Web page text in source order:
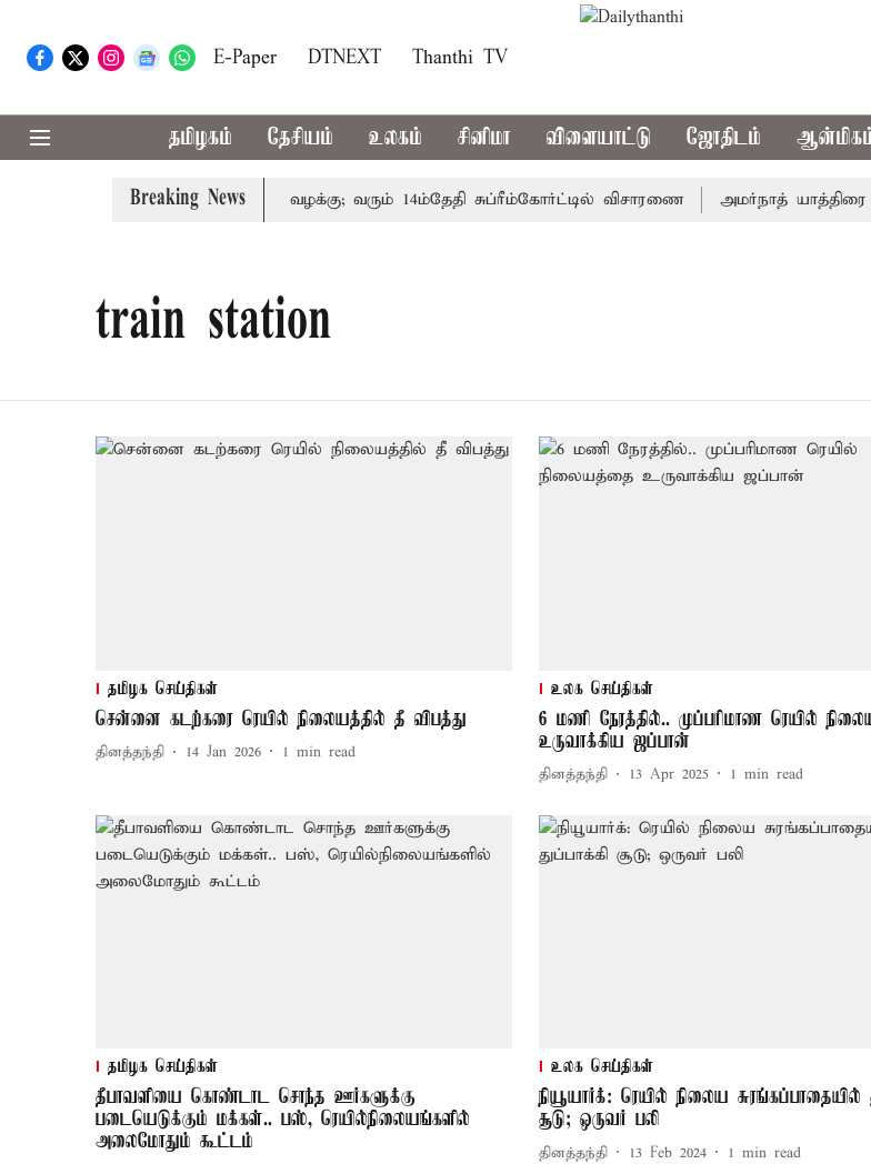
E-Paper DTNEXT Thanthi TV
தமிழகம் தேசியம் உலகம் சினிமா விளையாட்டு ஜோதிடம்
Breaking News
குடும்பத்தினருக்கு அரசுப்பணி வழக்கு; வரும் 14ம்தேதி சுப்ரீம்கோர்ட்டில் விசாரணை அமர்நாத் யாத்திரை
train station
தமிழக செய்திகள்
சென்னை கடற்கரை ரெயில் நிலையத்தில் தீ விபத்து
தினத்தந்தி 14 Jan 2026 1 min read
உலக செய்திகள்
6 மணி நேரத்தில்.. முப்பரிமாண ரெயில்
உருவாக்கிய ஜப்பான்
தினத்தந்தி 13 Apr 2025 1 min read
தமிழக செய்திகள்
தீபாவளியை கொண்டாட சொந்த ஊர்களுக்கு
படையெடுக்கும் மக்கள்.. பஸ், ரெயில்நிலையங்களில்
அலைமோதும் கூட்டம்
உலக செய்திகள்
நியூயார்க்: ரெயில் நிலைய சுரங்கப்பாதையில்
சூடு; ஒருவர் பலி
தினத்தந்தி 13 Feb 2024 1 min read